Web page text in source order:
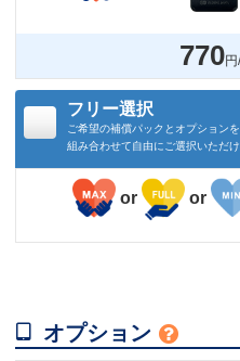
770円
フリー選択
ご希望の補償パックとオプションを
組み合わせて自由にご選択いただけ
or or
 オプション 